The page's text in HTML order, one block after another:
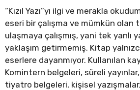
“Kızıl Yazı”yı ilgi ve merakla
eseri bir çalışma ve mümkün olan
ulaşmaya çalışmış, yani tek yanlı
yaklaşım getirmemiş. Kitap
eserlere dayanmıyor. Kullanılan
Komintern belgeleri, süreli
tiyatro belgeleri, kişisel